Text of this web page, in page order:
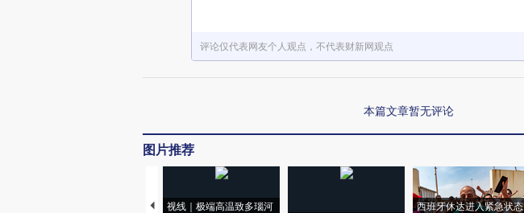
评论仅代表网友个人观点，不代表财新网观点
本篇文章暂无评论
图片推荐
视线｜极端高温致多瑙河
西班牙休达进入紧急状态